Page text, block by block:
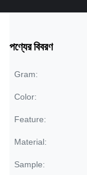
পণ্যের বিবরণ
Gram:
Color:
Feature:
Material:
Sample: